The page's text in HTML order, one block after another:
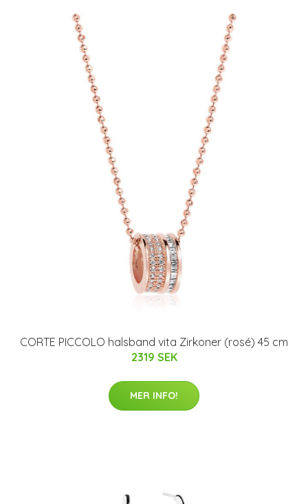
CORTE PICCOLO halsband vita Zirkoner (rosé) 45 cm
2319 SEK
MER INFO!